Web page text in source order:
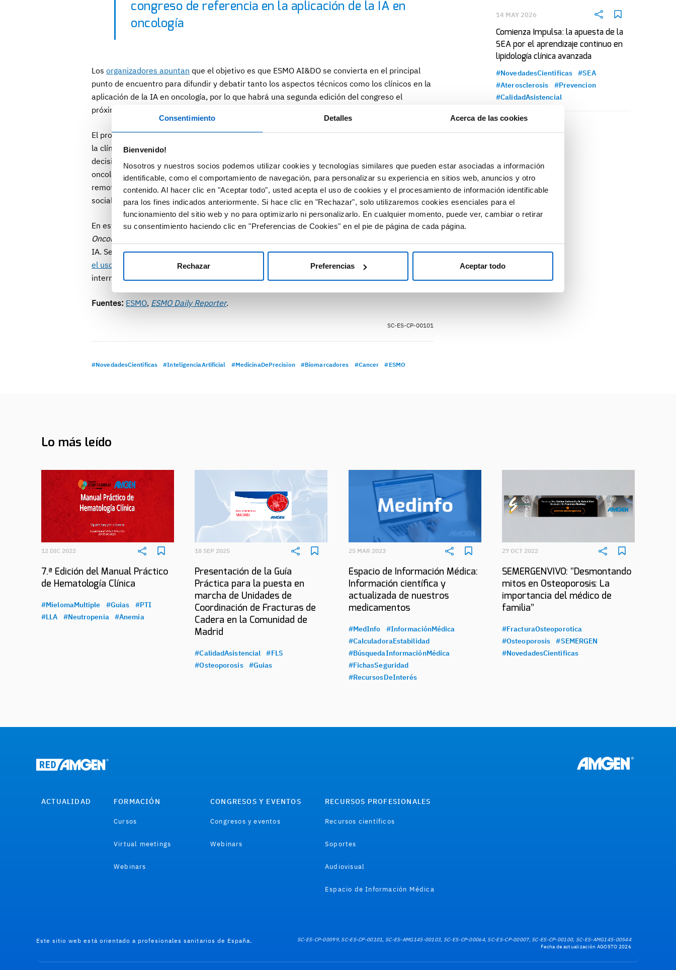
Consentimiento Detalles Acerca de las cookies
Bienvenido!
Nosotros y nuestros socios podemos utilizar cookies y tecnologías similares que pueden estar asociadas a información
identificable, como el comportamiento de navegación, para personalizar su experiencia en sitios web, anuncios y otro
contenido. Al hacer clic en "Aceptar todo", usted acepta el uso de cookies y el procesamiento de información identificable
para los fines indicados anteriormente. Si hace clic en "Rechazar", solo utilizaremos cookies esenciales para el
funcionamiento del sitio web y no para optimizarlo ni personalizarlo. En cualquier momento, puede ver, cambiar o retirar
su consentimiento haciendo clic en "Preferencias de Cookies" en el pie de página de cada página.
Rechazar Preferencias Aceptar todo
congreso de referencia en la aplicación de la IA en
oncología
Losorganizadores apuntan que el objetivo es que ESMO AI&DO se convierta en el principal
punto de encuentro para difundir y debatir tanto los aspectos técnicos como los clínicos en la
aplicación de la IA en oncología, por lo que habrá una segunda edición del congreso el
próximo año, que se celebrará de nuevo en la capital alemana.
El programa científico de este primer evento ha abordado diversos aspectos de relevancia en
la clínica, como el uso de la IA multimodal como herramienta de apoyo en la toma de
decisiones; la incorporación de biomarcadores identificados mediante algoritmos en la
oncología de precisión; las posibilidades de las tecnologías digitales en la monitorización
remota de pacientes y la realización de ensayos descentralizados; y las implicaciones
sociales de la incorporación de la IA en la práctica oncológica.
En este sentido, la ESMO ha promovido recientemente dos trabajos, publicados enAnnals of
Oncology
IA. Se trata dela guía sobre el uso de LLM en la práctica clínicay losrequisitos básicos para
el uso de biomarcadores basados en IA en oncología
, ambos a cargo de expertos
internacionales, incluidos autores españoles.
Fuentes: ESMO, ESMO Daily Reporter.
SC-ES-CP-00101
#NovedadesCientificas #InteligenciaArtificial #MedicinaDePrecision #Biomarcadores #Cancer #ESMO
14 MAY 2026
Comienza Impulsa: la apuesta de la
SEA por el aprendizaje continuo en
lipidología clínica avanzada
#NovedadesCientificas
#SEA
#Aterosclerosis
#Prevencion
#CalidadAsistencial
Lo más leído
12 DIC 2022
7.ª Edición del Manual Práctico
de Hematología Clínica
#MielomaMultiple #Guias
#PTI
#LLA
#Neutropenia #Anemia
18 SEP 2025
Presentación de la Guía
Práctica para la puesta en
marcha de Unidades de
Coordinación de Fracturas de
Cadera en la Comunidad de
Madrid
#CalidadAsistencial
#FLS
#Osteoporosis
#Guias
25 MAR 2023
Espacio de Información Médica:
Información científica y
actualizada de nuestros
medicamentos
#MedInfo
#InformaciónMédica
#CalculadoraEstabilidad
#BúsquedaInformaciónMédica
#FichasSeguridad
#RecursosDeInterés
27 OCT 2022
SEMERGENVIVO: “Desmontando
mitos en Osteoporosis: La
importancia del médico de
familia”
#FracturaOsteoporotica
#Osteoporosis
#SEMERGEN
#NovedadesCientificas
ACTUALIDAD FORMACIÓN
Cursos
Virtual meetings
Webinars
CONGRESOS Y EVENTOS
Congresos y eventos
Webinars
RECURSOS PROFESIONALES
Recursos científicos
Soportes
Audiovisual
Espacio de Información Médica
Este sitio web está orientado a profesionales sanitarios de España.
SC-ES-CP-00099, SC-ES-CP-00101, SC-ES-AMG145-00103, SC-ES-CP-00064, SC-ES-CP-00007, SC-ES-CP-00100, SC-ES-AMG145-00544
Fecha de actualización AGOSTO 2026